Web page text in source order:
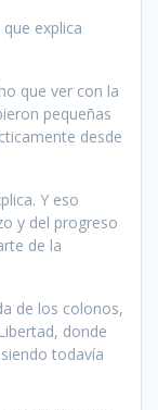
explica
que ver con la
pequeñas
desde
Y eso
y del progreso
de la
de los colonos,
donde
todavía